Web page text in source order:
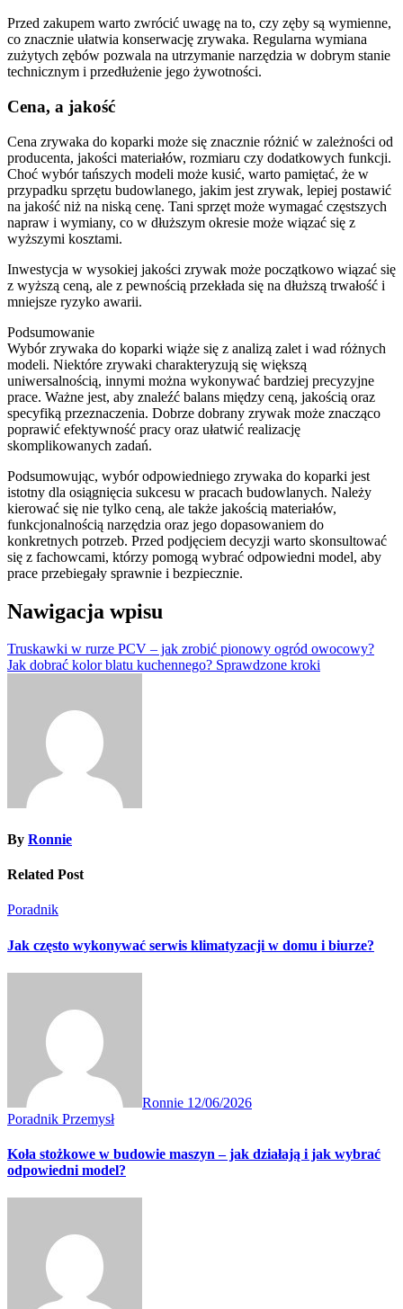
Przed zakupem warto zwrócić uwagę na to, czy zęby są wymienne,
co znacznie ułatwia konserwację zrywaka. Regularna wymiana
zużytych zębów pozwala na utrzymanie narzędzia w dobrym stanie
technicznym i przedłużenie jego żywotności.
Cena, a jakość
Cena zrywaka do koparki może się znacznie różnić w zależności od
producenta, jakości materiałów, rozmiaru czy dodatkowych funkcji.
Choć wybór tańszych modeli może kusić, warto pamiętać, że w
przypadku sprzętu budowlanego, jakim jest zrywak, lepiej postawić
na jakość niż na niską cenę. Tani sprzęt może wymagać częstszych
napraw i wymiany, co w dłuższym okresie może wiązać się z
wyższymi kosztami.
Inwestycja w wysokiej jakości zrywak może początkowo wiązać się
z wyższą ceną, ale z pewnością przekłada się na dłuższą trwałość i
mniejsze ryzyko awarii.
Podsumowanie
Wybór zrywaka do koparki wiąże się z analizą zalet i wad różnych
modeli. Niektóre zrywaki charakteryzują się większą
uniwersalnością, innymi można wykonywać bardziej precyzyjne
prace. Ważne jest, aby znaleźć balans między ceną, jakością oraz
specyfiką przeznaczenia. Dobrze dobrany zrywak może znacząco
poprawić efektywność pracy oraz ułatwić realizację
skomplikowanych zadań.
Podsumowując, wybór odpowiedniego zrywaka do koparki jest
istotny dla osiągnięcia sukcesu w pracach budowlanych. Należy
kierować się nie tylko ceną, ale także jakością materiałów,
funkcjonalnością narzędzia oraz jego dopasowaniem do
konkretnych potrzeb. Przed podjęciem decyzji warto skonsultować
się z fachowcami, którzy pomogą wybrać odpowiedni model, aby
prace przebiegały sprawnie i bezpiecznie.
Nawigacja wpisu
Truskawki w rurze PCV – jak zrobić pionowy ogród owocowy?
Jak dobrać kolor blatu kuchennego? Sprawdzone kroki
By Ronnie
Related Post
Poradnik
Jak często wykonywać serwis klimatyzacji w domu i biurze?
Ronnie 12/06/2026
Poradnik Przemysł
Koła stożkowe w budowie maszyn – jak działają i jak wybrać
odpowiedni model?